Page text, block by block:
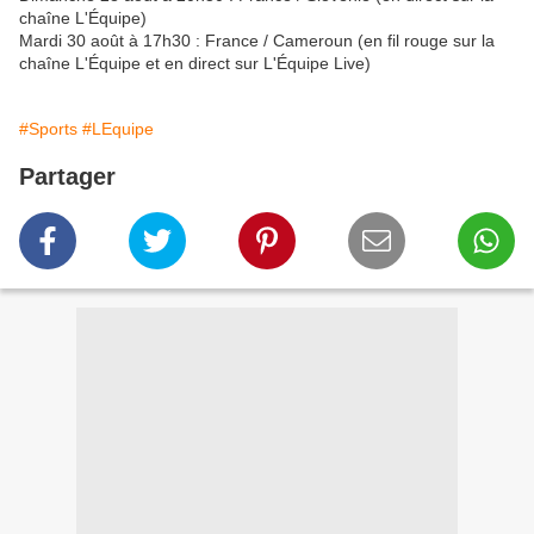
chaîne L'Équipe)
Mardi 30 août à 17h30 : France / Cameroun (en fil rouge sur la
chaîne L'Équipe et en direct sur L'Équipe Live)
#Sports #LEquipe
Partager